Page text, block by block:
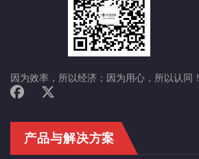
因为效率，所以经济；因为用心，所以认同！
产品与解决方案